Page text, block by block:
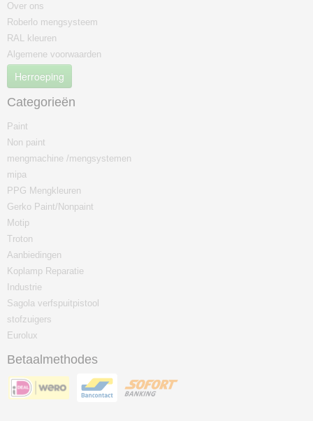
Over ons
Roberlo mengsysteem
RAL kleuren
Algemene voorwaarden
Herroeping
Categorieën
Paint
Non paint
mengmachine /mengsystemen
mipa
PPG Mengkleuren
Gerko Paint/Nonpaint
Motip
Troton
Aanbiedingen
Koplamp Reparatie
Industrie
Sagola verfspuitpistool
stofzuigers
Eurolux
Betaalmethodes